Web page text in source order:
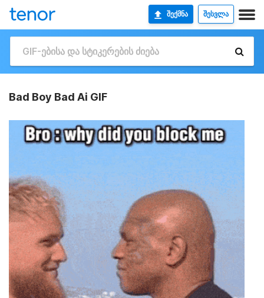
ᲨᲔᲥᲛᲜᲐ ᲨᲔᲡᲕᲚᲐ
Bad Boy Bad Ai GIF